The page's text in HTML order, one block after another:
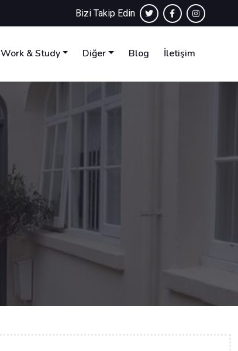
Bizi Takip Edin
Work & Study Diğer Blog İletişim